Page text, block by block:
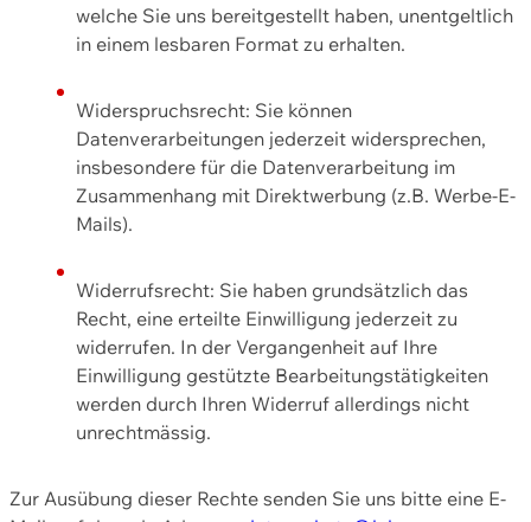
welche Sie uns bereitgestellt haben, unentgeltlich
in einem lesbaren Format zu erhalten.
Widerspruchsrecht: Sie können
Datenverarbeitungen jederzeit widersprechen,
insbesondere für die Datenverarbeitung im
Zusammenhang mit Direktwerbung (z.B. Werbe-E-
Mails).
Widerrufsrecht: Sie haben grundsätzlich das
Recht, eine erteilte Einwilligung jederzeit zu
widerrufen. In der Vergangenheit auf Ihre
Einwilligung gestützte Bearbeitungstätigkeiten
werden durch Ihren Widerruf allerdings nicht
unrechtmässig.
Zur Ausübung dieser Rechte senden Sie uns bitte eine E-